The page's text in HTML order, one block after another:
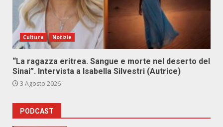
Cultura Notizie
“La ragazza eritrea. Sangue e morte nel deserto del
Sinai”. Intervista a Isabella Silvestri (Autrice)
3 Agosto 2026
PODCAST